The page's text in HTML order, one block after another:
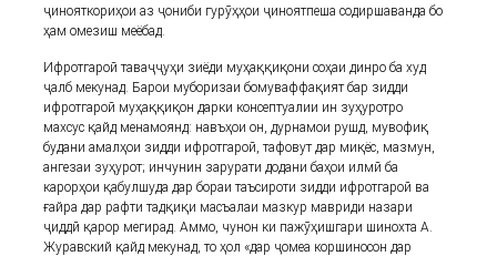
ҷинояткориҳои аз ҷониби гурӯҳҳои ҷиноятпеша содиршаванда бо
ҳам омезиш меёбад.
Ифротгароӣ таваҷҷуҳи зиёди муҳаққиқони соҳаи динро ба худ
ҷалб мекунад. Барои муборизаи бомуваффақият бар зидди
ифротгароӣ муҳаққиқон дарки консептуалии ин зуҳуротро
махсус қайд менамоянд: навъҳои он, дурнамои рушд, мувофиқ
будани амалҳои зидди ифротгароӣ, тафовут дар миқёс, мазмун,
ангезаи зуҳурот; инчунин зарурати додани баҳои илмӣ ба
карорҳои қабулшуда дар бораи таъсироти зидди ифротгароӣ ва
ғайра дар рафти тадқиқи масъалаи мазкур мавриди назари
ҷиддӣ қарор мегирад. Аммо, чунон ки пажӯҳишгари шинохта А.
Журавский қайд мекунад, то ҳол «дар ҷомеа коршиносон дар